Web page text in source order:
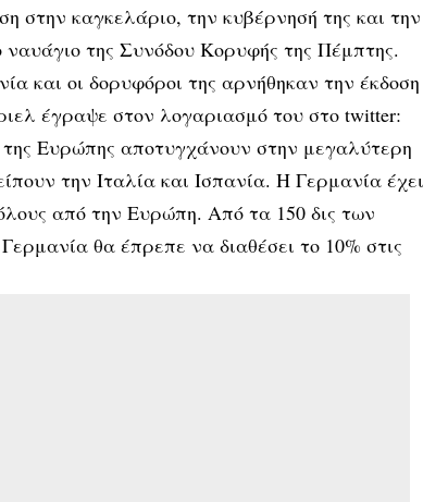
στην καγκελάριο, την κυβέρνησή της και την
ναυάγιο της Συνόδου Κορυφής της Πέμπτης.
και οι δορυφόροι της αρνήθηκαν την έκδοση
έγραψε στον λογαριασμό του στο twitter:
Ευρώπης αποτυγχάνουν στην μεγαλύτερη
την Ιταλία και Ισπανία. Η Γερμανία έχει
από την Ευρώπη. Από τα 150 δις των
θα έπρεπε να διαθέσει το 10% στις